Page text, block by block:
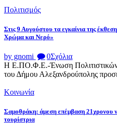
Πολιτισμός
Στις 9 Αυγούστου τα εγκαίνια της
Χρώμα και Νερό»
by gnomi 0Σχόλια
Η Ε.ΠΟ.Φ.Ε.-Ένωση Πολιτιστικών
του Δήμου Αλεξανδρούπολης
Κοινωνία
Σαμοθράκη: άμεση επέμβαση 21χρονου
τουρίστρια